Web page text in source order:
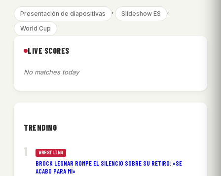
Presentación de diapositivas , Slideshow ES ,
World Cup
LIVE SCORES
No matches today
TRENDING
WRESTLING
BROCK LESNAR ROMPE EL SILENCIO SOBRE SU RETIRO: «SE
ACABÓ PARA MÍ»